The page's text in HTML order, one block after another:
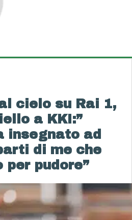
cielo su Rai 1,
a KKI:”
insegnato ad
di me che
per pudore”